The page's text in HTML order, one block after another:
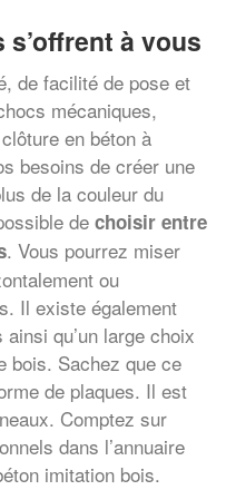
à vous
de facilité de pose et
mécaniques,
en béton à
besoins de créer une
de la couleur du
de choisir entre
. Vous pourrez miser
ou
Il existe également
qu’un large choix
bois. Sachez que ce
de plaques. Il est
Comptez sur
dans l’annuaire
imitation bois.